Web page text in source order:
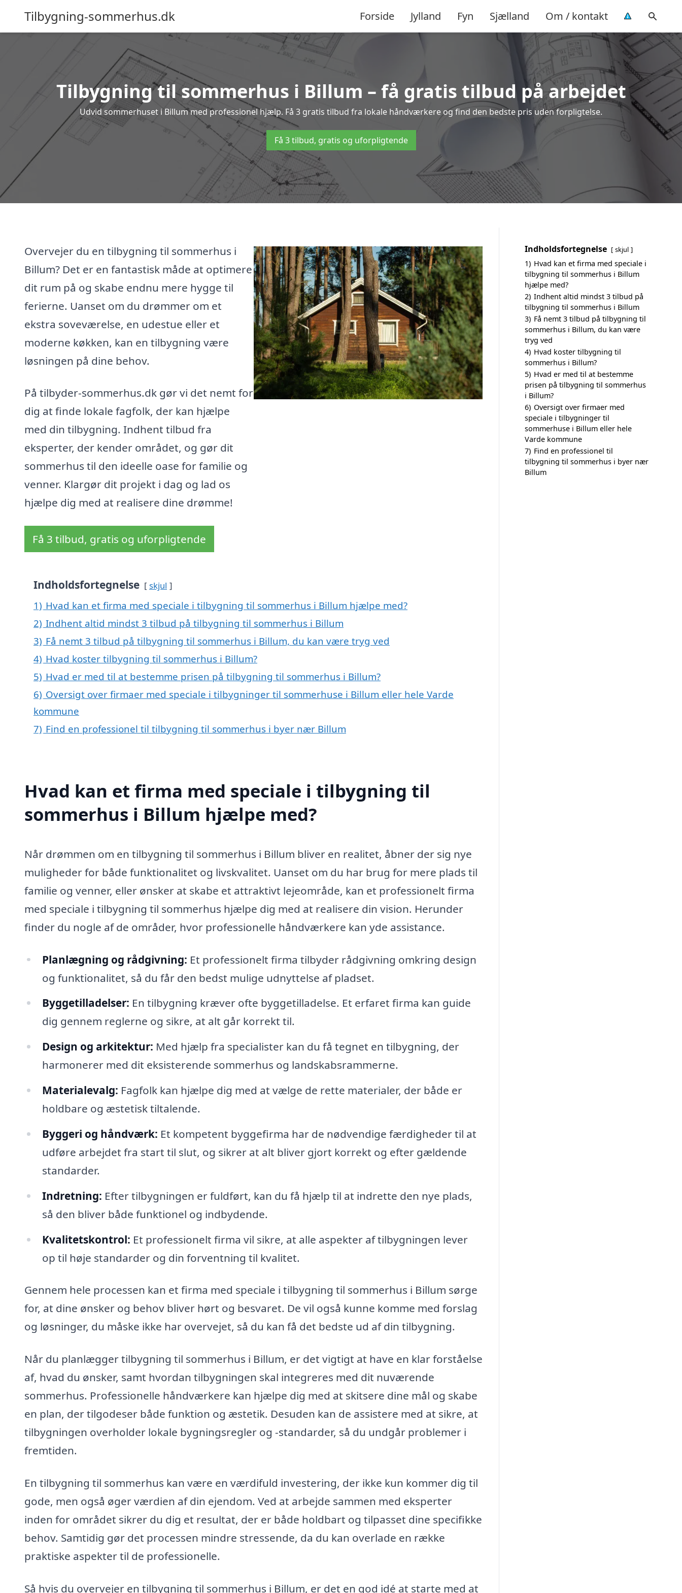
Tilbygning-sommerhus.dk Forside Jylland Fyn Sjælland Om / kontakt
Tilbygning til sommerhus i Billum – få gratis tilbud på arbejdet
Udvid sommerhuset i Billum med professionel hjælp. Få 3 gratis tilbud fra lokale håndværkere og find den bedste pris uden forpligtelse.
Få 3 tilbud, gratis og uforpligtende
Overvejer du en tilbygning til sommerhus i
Billum? Det er en fantastisk måde at optimere
dit rum på og skabe endnu mere hygge til
ferierne. Uanset om du drømmer om et
ekstra soveværelse, en udestue eller et
moderne køkken, kan en tilbygning være
løsningen på dine behov.
På tilbyder-sommerhus.dk gør vi det nemt for
dig at finde lokale fagfolk, der kan hjælpe
med din tilbygning. Indhent tilbud fra
eksperter, der kender området, og gør dit
sommerhus til den ideelle oase for familie og
venner. Klargør dit projekt i dag og lad os
hjælpe dig med at realisere dine drømme!
Få 3 tilbud, gratis og uforpligtende
Indholdsfortegnelse skjul
1) Hvad kan et firma med speciale i tilbygning til sommerhus i Billum hjælpe med?
2) Indhent altid mindst 3 tilbud på tilbygning til sommerhus i Billum
3) Få nemt 3 tilbud på tilbygning til sommerhus i Billum, du kan være tryg ved
4) Hvad koster tilbygning til sommerhus i Billum?
5) Hvad er med til at bestemme prisen på tilbygning til sommerhus i Billum?
6) Oversigt over firmaer med speciale i tilbygninger til sommerhuse i Billum eller hele Varde
kommune
7) Find en professionel til tilbygning til sommerhus i byer nær Billum
Hvad kan et firma med speciale i tilbygning til
sommerhus i Billum hjælpe med?
Når drømmen om en tilbygning til sommerhus i Billum bliver en realitet, åbner der sig nye
muligheder for både funktionalitet og livskvalitet. Uanset om du har brug for mere plads til
familie og venner, eller ønsker at skabe et attraktivt lejeområde, kan et professionelt firma
med speciale i tilbygning til sommerhus hjælpe dig med at realisere din vision. Herunder
finder du nogle af de områder, hvor professionelle håndværkere kan yde assistance.
Planlægning og rådgivning: Et professionelt firma tilbyder rådgivning omkring design
og funktionalitet, så du får den bedst mulige udnyttelse af pladset.
Byggetilladelser: En tilbygning kræver ofte byggetilladelse. Et erfaret firma kan guide
dig gennem reglerne og sikre, at alt går korrekt til.
Design og arkitektur: Med hjælp fra specialister kan du få tegnet en tilbygning, der
harmonerer med dit eksisterende sommerhus og landskabsrammerne.
Materialevalg: Fagfolk kan hjælpe dig med at vælge de rette materialer, der både er
holdbare og æstetisk tiltalende.
Byggeri og håndværk: Et kompetent byggefirma har de nødvendige færdigheder til at
udføre arbejdet fra start til slut, og sikrer at alt bliver gjort korrekt og efter gældende
standarder.
Indretning: Efter tilbygningen er fuldført, kan du få hjælp til at indrette den nye plads,
så den bliver både funktionel og indbydende.
Kvalitetskontrol: Et professionelt firma vil sikre, at alle aspekter af tilbygningen lever
op til høje standarder og din forventning til kvalitet.
Gennem hele processen kan et firma med speciale i tilbygning til sommerhus i Billum sørge
for, at dine ønsker og behov bliver hørt og besvaret. De vil også kunne komme med forslag
og løsninger, du måske ikke har overvejet, så du kan få det bedste ud af din tilbygning.
Når du planlægger tilbygning til sommerhus i Billum, er det vigtigt at have en klar forståelse
af, hvad du ønsker, samt hvordan tilbygningen skal integreres med dit nuværende
sommerhus. Professionelle håndværkere kan hjælpe dig med at skitsere dine mål og skabe
en plan, der tilgodeser både funktion og æstetik. Desuden kan de assistere med at sikre, at
tilbygningen overholder lokale bygningsregler og -standarder, så du undgår problemer i
fremtiden.
En tilbygning til sommerhus kan være en værdifuld investering, der ikke kun kommer dig til
gode, men også øger værdien af din ejendom. Ved at arbejde sammen med eksperter
inden for området sikrer du dig et resultat, der er både holdbart og tilpasset dine specifikke
behov. Samtidig gør det processen mindre stressende, da du kan overlade en række
praktiske aspekter til de professionelle.
Så hvis du overvejer en tilbygning til sommerhus i Billum, er det en god idé at starte med at
Indholdsfortegnelse skjul
1) Hvad kan et firma med speciale i
tilbygning til sommerhus i Billum
hjælpe med?
2) Indhent altid mindst 3 tilbud på
tilbygning til sommerhus i Billum
3) Få nemt 3 tilbud på tilbygning til
sommerhus i Billum, du kan være
tryg ved
4) Hvad koster tilbygning til
sommerhus i Billum?
5) Hvad er med til at bestemme
prisen på tilbygning til sommerhus
i Billum?
6) Oversigt over firmaer med
speciale i tilbygninger til
sommerhuse i Billum eller hele
Varde kommune
7) Find en professionel til
tilbygning til sommerhus i byer nær
Billum